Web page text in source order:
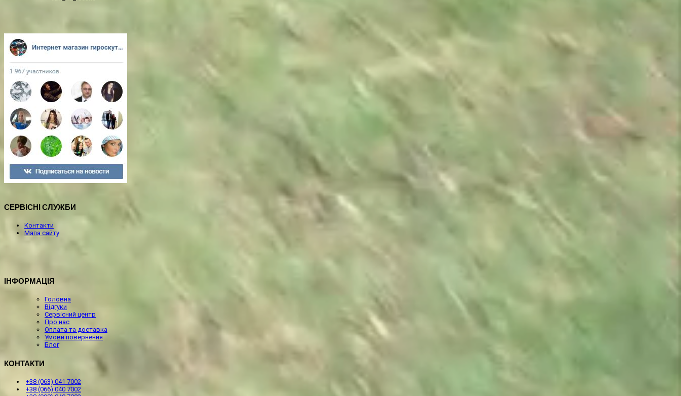
СЕРВІСНІ СЛУЖБИ
Контакти
Мапа сайту
ІНФОРМАЦІЯ
Головна
Відгуки
Сервісний центр
Про нас
Оплата та доставка
Умови повернення
Блог
КОНТАКТИ
+38 (063) 041 7002
+38 (066) 040 7002